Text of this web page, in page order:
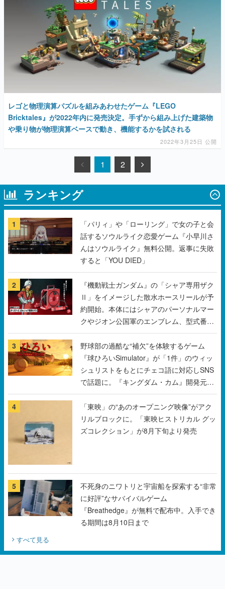
レゴと物理演算パズルを組みあわせたゲーム『LEGO
Bricktales』が2022年内に発売決定。手ずから組み上げた建築物
や乗り物が物理演算ベースで動き、機能するかを試される
2022年3月25日 公開
1 2
ランキング
1
「パリィ」や「ローリング」で女の子と会
話するソウルライク恋愛ゲーム『小早川さ
んはソウルライク』無料公開。返事に失敗
すると「YOU DIED」
2
『機動戦士ガンダム』の「シャア専用ザク
Ⅱ」をイメージした散水ホースリールが予
約開始。本体にはシャアのパーソナルマー
クやジオン公国軍のエンブレム、型式番号
などを配置
3
野球部の過酷な“補欠”を体験するゲーム
『球ひろいSimulator』が「1件」のウィッ
シュリストをもとにチェコ語に対応しSNS
で話題に。『キングダム・カム』開発元や
チェコのプロ野球選手から称賛の声
4
「東映」の“あのオープニング映像”がアク
リルブロックに。「東映ヒストリカル グッ
ズコレクション」が8月下旬より発売
5
不死身のニワトリと宇宙船を探索する“非常
に好評”なサバイバルゲーム
『Breathedge』が無料で配布中。入手でき
る期間は8月10日まで
すべて見る